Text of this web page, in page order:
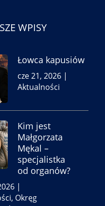
WPISY
Łowca kapusiów
cze 21, 2026|
Aktualności
Kim jest
Małgorzata
Mękal –
specjalistka
od organów?
|
, Okręg